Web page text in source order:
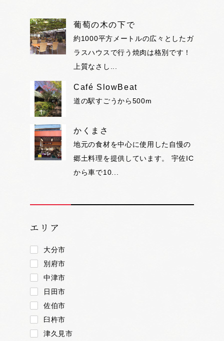
葡萄の木の下で
約1000平方メートルの広々としたガ
ラスハウスで行う焼肉は格別です！
上質なさし...
Café SlowBeat
道の駅すごうから500m
かくまさ
地元の食材を中心に使用した自慢の
郷土料理を提供しています。 宇佐IC
から車で10...
エリア
大分市
別府市
中津市
日田市
佐伯市
臼杵市
津久見市